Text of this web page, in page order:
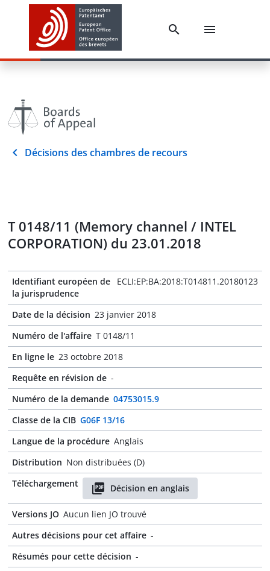
Décisions des chambres de recours
T 0148/11 (Memory channel / INTEL
CORPORATION) du 23.01.2018
Identifiant européen de
la jurisprudence
ECLI:EP:BA:2018:T014811.20180123
Date de la décision 23 janvier 2018
Numéro de l'affaire T 0148/11
En ligne le 23 octobre 2018
Requête en révision de -
Numéro de la demande 04753015.9
Classe de la CIB G06F 13/16
Langue de la procédure Anglais
Distribution Non distribuées (D)
Téléchargement
Décision en anglais
Versions JO Aucun lien JO trouvé
Autres décisions pour cet affaire -
Résumés pour cette décision -